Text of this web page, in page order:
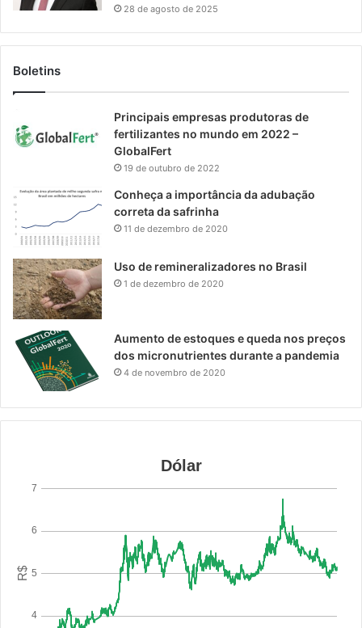
28 de agosto de 2025
Boletins
Principais empresas produtoras de
fertilizantes no mundo em 2022 –
GlobalFert
19 de outubro de 2022
Conheça a importância da adubação
correta da safrinha
11 de dezembro de 2020
Uso de remineralizadores no Brasil
1 de dezembro de 2020
Aumento de estoques e queda nos preços
dos micronutrientes durante a pandemia
4 de novembro de 2020